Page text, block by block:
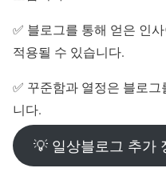
✅ 블로그를 통해 얻은 인
적용될 수 있습니다.
✅ 꾸준함과 열정은 블로
니다.
💡 일상블로그 추가